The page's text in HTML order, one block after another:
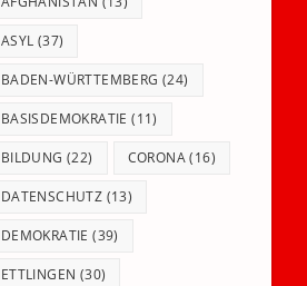
ASYL (37)
BADEN-WÜRTTEMBERG (24)
BASISDEMOKRATIE (11)
BILDUNG (22) CORONA(16)
DATENSCHUTZ (13)
DEMOKRATIE (39)
ETTLINGEN (30)